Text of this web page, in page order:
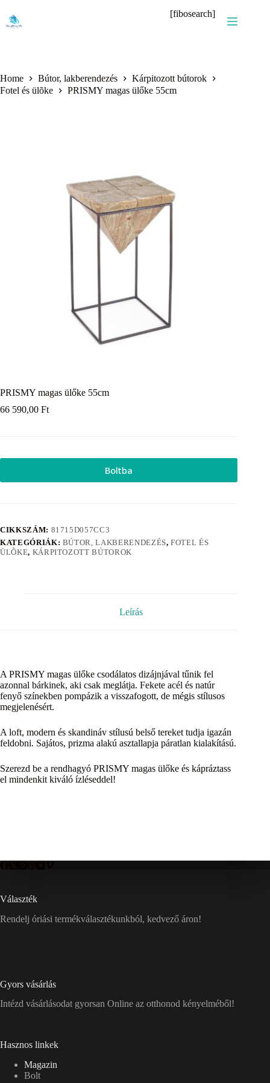
content
[fibosearch]
Home Bútor, lakberendezés
Kárpitozott bútorok
Fotel és ülõke
PRISMY magas ülőke 55cm
PRISMY magas ülőke 55cm
66 590,00 Ft
Boltba
CIKKSZÁM: 81715D057CC3
KATEGÓRIÁK: BÚTOR, LAKBERENDEZÉS,FOTEL ÉS
ÜLÕKE, KÁRPITOZOTT BÚTOROK
Leírás
A PRISMY magas ülőke csodálatos dizájnjával tűnik fel
azonnal bárkinek, aki csak meglátja. Fekete acél és natúr
fenyő színekben pompázik a visszafogott, de mégis stílusos
megjelenésért.
A loft, modern és skandináv stílusú belső tereket tudja igazán
feldobni. Sajátos, prizma alakú asztallapja páratlan kialakítású.
Szerezd be a rendhagyó PRISMY magas ülőke és kápráztass
el mindenkit kiváló ízléseddel!
Választék
Rendelj óriási termékválasztékunkból, kedvező áron!
Gyors vásárlás
Intézd vásárlásodat gyorsan Online az otthonod kényelméből!
Hasznos linkek
Magazin
Bolt